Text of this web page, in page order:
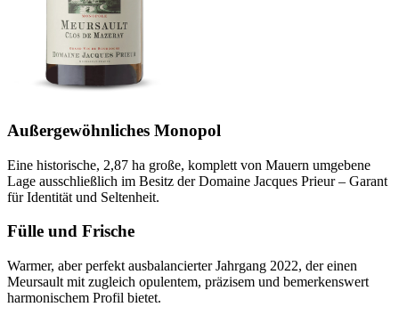
Außergewöhnliches Monopol
Eine historische, 2,87 ha große, komplett von Mauern umgebene
Lage ausschließlich im Besitz der Domaine Jacques Prieur – Garant
für Identität und Seltenheit.
Fülle und Frische
Warmer, aber perfekt ausbalancierter Jahrgang 2022, der einen
Meursault mit zugleich opulentem, präzisem und bemerkenswert
harmonischem Profil bietet.